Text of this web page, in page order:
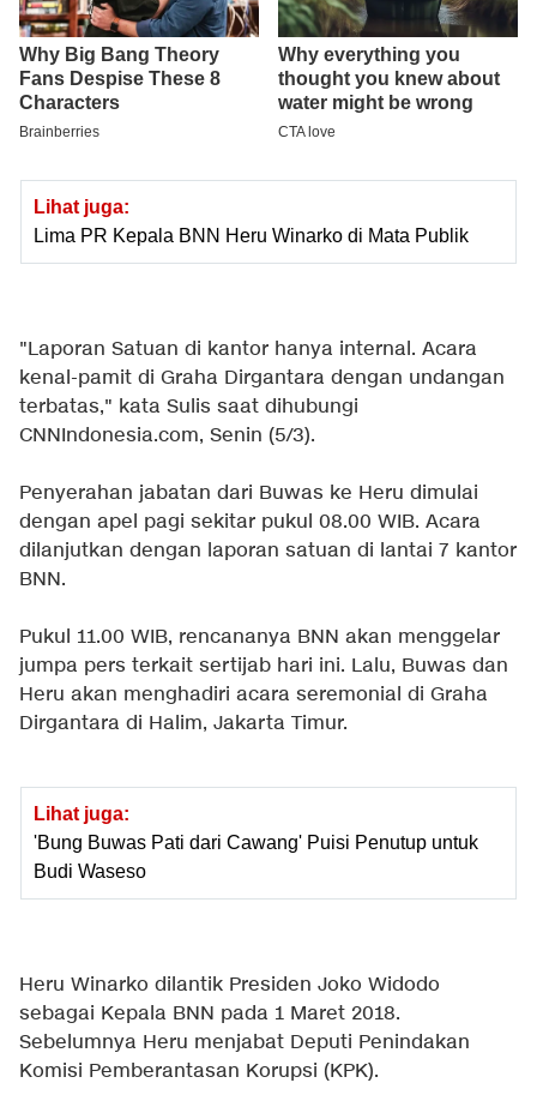
Lihat juga:
Lima PR Kepala BNN Heru Winarko di Mata Publik
"Laporan Satuan di kantor hanya internal. Acara
kenal-pamit di Graha Dirgantara dengan undangan
terbatas," kata Sulis saat dihubungi
CNNIndonesia.com, Senin (5/3).
Penyerahan jabatan dari Buwas ke Heru dimulai
dengan apel pagi sekitar pukul 08.00 WIB. Acara
dilanjutkan dengan laporan satuan di lantai 7 kantor
BNN.
Pukul 11.00 WIB, rencananya BNN akan menggelar
jumpa pers terkait sertijab hari ini. Lalu, Buwas dan
Heru akan menghadiri acara seremonial di Graha
Dirgantara di Halim, Jakarta Timur.
Lihat juga:
'Bung Buwas Pati dari Cawang' Puisi Penutup untuk
Budi Waseso
Heru Winarko dilantik Presiden Joko Widodo
sebagai Kepala BNN pada 1 Maret 2018.
Sebelumnya Heru menjabat Deputi Penindakan
Komisi Pemberantasan Korupsi (KPK).